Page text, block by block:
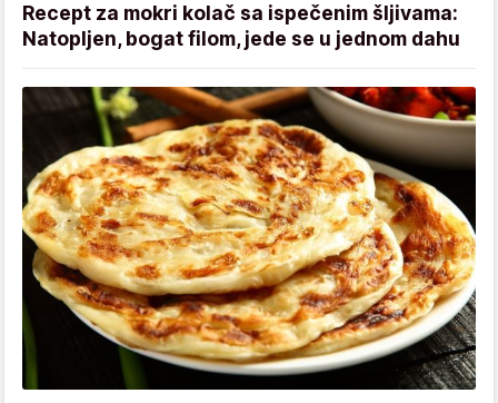
Recept za mokri kolač sa ispečenim šljivama:
Natopljen, bogat filom, jede se u jednom dahu